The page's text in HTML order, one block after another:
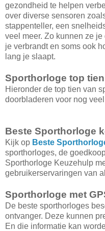
gezondheid te helpen
over diverse sensoren
stappenteller, een
veel meer. Zo kunnen ze
je verbrandt en soms ook
lang je slaapt.
Sporthorloge top tien
Hieronder de top tien van
doorbladeren voor nog
Beste Sporthorloge
Kijk op Beste
sporthorloges, de
Sporthorloge Keuzehulp
gebruikerservaringen van
Sporthorloge met
De beste sporthorloges
ontvanger. Deze kunnen
En die informatie kan